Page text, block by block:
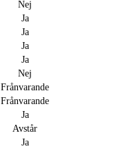
Nej
Ja
Ja
Ja
Ja
Nej
Frånvarande
Frånvarande
Ja
Avstår
Ja